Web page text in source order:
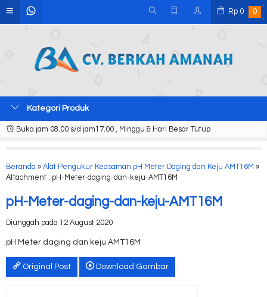
Rp 0 0
Kategori Produk
Buka jam 08.00 s/d jam17.00 , Minggu & Hari Besar Tutup
Beranda » Alat Pengukur Keasaman pH Meter Daging dan Keju AMT16M »
Attachment : pH-Meter-daging-dan-keju-AMT16M
pH-Meter-daging-dan-keju-AMT16M
Diunggah pada 12 August 2020
pH Meter daging dan keju AMT16M
Original Post Download Gambar